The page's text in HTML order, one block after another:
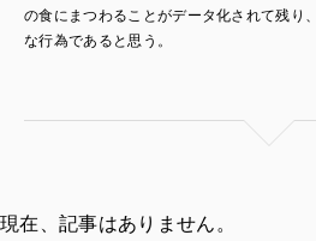
の食にまつわることがデータ化されて残り
な行為であると思う。
現在、記事はありません。